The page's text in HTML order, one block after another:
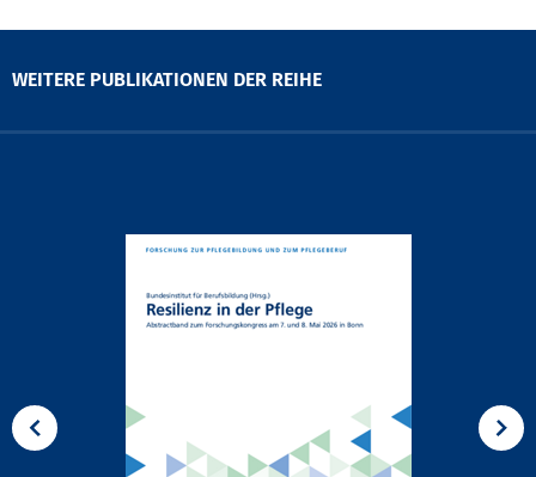
WEITERE PUBLIKATIONEN DER REIHE